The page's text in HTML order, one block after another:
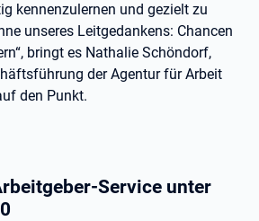
kennenzulernen und gezielt zu
unseres Leitgedankens: Chancen
bringt es Nathalie Schöndorf,
der Agentur für Arbeit
den Punkt.
Service unter